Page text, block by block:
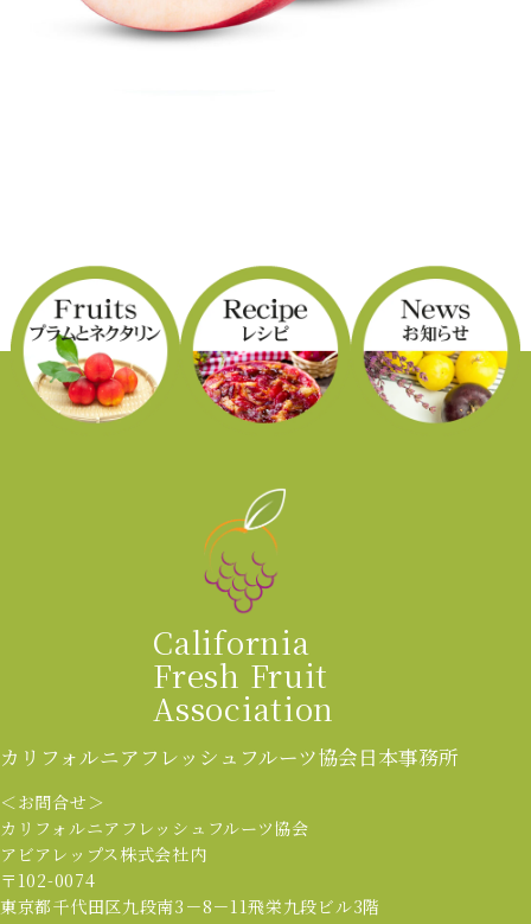
California
Fresh Fruit
Association
カリフォルニアフレッシュフルーツ協会日本事務所
＜お問合せ＞
カリフォルニアフレッシュフルーツ協会
アビアレップス株式会社内
〒102-0074
東京都千代田区九段南3－8－11飛栄九段ビル3階